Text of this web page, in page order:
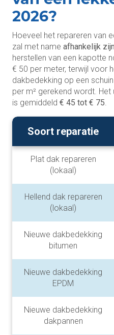
2026?
Hoeveel het repareren van
zal met name afhankelijk
herstellen van een kapotte
€ 50 per meter, terwijl voor
dakbedekking op een
per m² gerekend wordt.
is gemiddeld € 45 tot € 75
Soort reparatie
Plat dak repareren
(lokaal)
Hellend dak repareren
(lokaal)
Nieuwe dakbedekking
bitumen
Nieuwe dakbedekking
EPDM
Nieuwe dakbedekking
dakpannen